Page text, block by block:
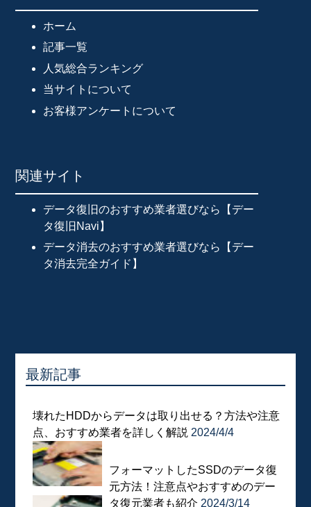
ホーム
記事一覧
人気総合ランキング
当サイトについて
お客様アンケートについて
関連サイト
データ復旧のおすすめ業者選びなら【デー
タ復旧Navi】
データ消去のおすすめ業者選びなら【デー
タ消去完全ガイド】
最新記事
壊れたHDDからデータは取り出せる？方法や注意
点、おすすめ業者を詳しく解説 2024/4/4
フォーマットしたSSDのデータ復
元方法！注意点やおすすめのデー
タ復元業者も紹介 2024/3/14